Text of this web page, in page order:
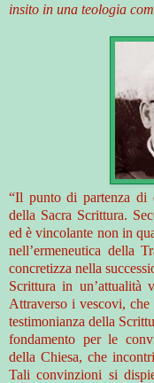
insito in una teologia
“Il punto di partenza di
della Sacra Scrittura.
ed è vincolante non in
nell’ermeneutica della
concretizza nella
Scrittura in un’attualità
Attraverso i vescovi, che
testimonianza della
fondamento per le
della Chiesa, che
Tali convinzioni si